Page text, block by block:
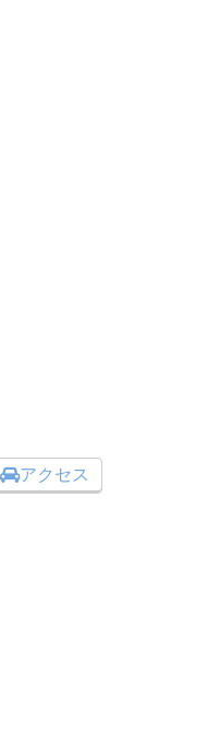
アクセス